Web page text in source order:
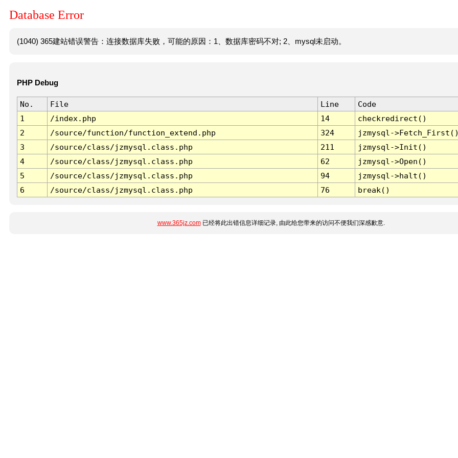
Database Error
(1040) 365建站错误警告：连接数据库失败，可能的原因：1、数据库密码不对; 2、mysql未启动。
PHP Debug
No. File Line
Code
1
/index.php 14
checkredirect()
2
/source/function/function_extend.php 324
jzmysql-
3
/source/class/jzmysql.class.php 211
jzmysql->Init()
4
/source/class/jzmysql.class.php 62
jzmysql->Open()
5
/source/class/jzmysql.class.php 94
jzmysql->halt()
6
/source/class/jzmysql.class.php 76 break()
www.365jz.com已经将此出错信息详细记录, 由此给您带来的访问不便我们深感歉意.